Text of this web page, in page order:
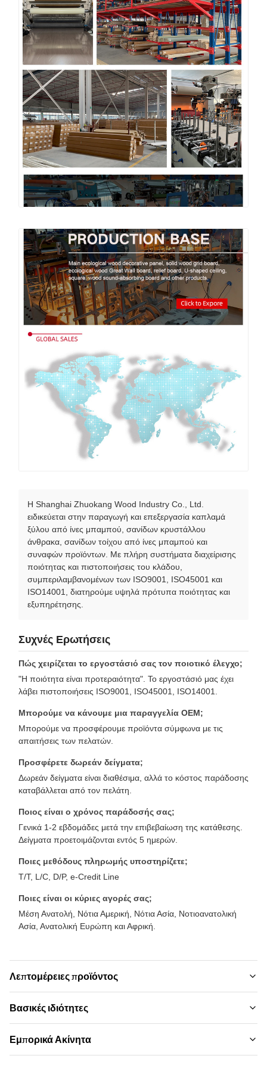
Η Shanghai Zhuokang Wood Industry Co., Ltd.
ειδικεύεται στην παραγωγή και επεξεργασία καπλαμά
ξύλου από ίνες μπαμπού, σανίδων κρυστάλλου
άνθρακα, σανίδων τοίχου από ίνες μπαμπού και
συναφών προϊόντων. Με πλήρη συστήματα διαχείρισης
ποιότητας και πιστοποιήσεις του κλάδου,
συμπεριλαμβανομένων των ISO9001, ISO45001 και
ISO14001, διατηρούμε υψηλά πρότυπα ποιότητας και
εξυπηρέτησης.
Συχνές Ερωτήσεις
Πώς χειρίζεται το εργοστάσιό σας τον ποιοτικό έλεγχο;
"Η ποιότητα είναι προτεραιότητα". Το εργοστάσιό μας έχει
λάβει πιστοποιήσεις ISO9001, ISO45001, ISO14001.
Μπορούμε να κάνουμε μια παραγγελία OEM;
Μπορούμε να προσφέρουμε προϊόντα σύμφωνα με τις
απαιτήσεις των πελατών.
Προσφέρετε δωρεάν δείγματα;
Δωρεάν δείγματα είναι διαθέσιμα, αλλά το κόστος παράδοσης
καταβάλλεται από τον πελάτη.
Ποιος είναι ο χρόνος παράδοσής σας;
Γενικά 1-2 εβδομάδες μετά την επιβεβαίωση της κατάθεσης.
Δείγματα προετοιμάζονται εντός 5 ημερών.
Ποιες μεθόδους πληρωμής υποστηρίζετε;
T/T, L/C, D/P, e-Credit Line
Ποιες είναι οι κύριες αγορές σας;
Μέση Ανατολή, Νότια Αμερική, Νότια Ασία, Νοτιοανατολική
Ασία, Ανατολική Ευρώπη και Αφρική.
Λεπτομέρειες προϊόντος
Material:
Color:
Προσαρμοσμένο
Βασικές ιδιότητες
Επωνυμία:
Εμπορικά Ακίνητα